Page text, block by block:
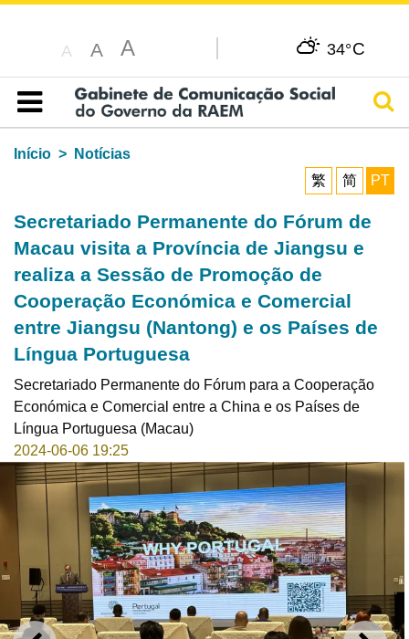
A A A 34°C
Índice
Início
Notícias
繁
简 PT
Secretariado Permanente do Fórum de
Macau visita a Província de Jiangsu e
realiza a Sessão de Promoção de
Cooperação Económica e Comercial
entre Jiangsu (Nantong) e os Países de
Língua Portuguesa
Secretariado Permanente do Fórum para a Cooperação
Económica e Comercial entre a China e os Países de
Língua Portuguesa (Macau)
2024-06-06 19:25